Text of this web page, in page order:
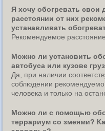
Я хочу обогревать свои
расстоянии от них
устанавливать
Рекомендуемое
Можно ли установить
автобуса или кузове
Да, при наличии
соблюдении
человека и только на
Можно ли с помощью
террариум со змеями?